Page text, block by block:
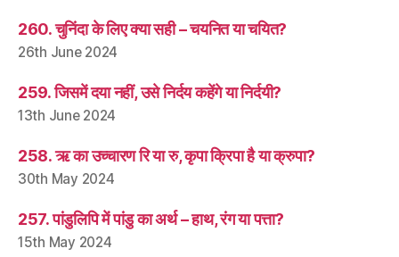
260. चुनिंदा के लिए क्या सही – चयनित या चयित?
26th June 2024
259. जिसमें दया नहीं, उसे निर्दय कहेंगे या निर्दयी?
13th June 2024
258. ऋ का उच्चारण रि या रु, कृपा क्रिपा है या क्रुपा?
30th May 2024
257. पांडुलिपि में पांडु का अर्थ – हाथ, रंग या पत्ता?
15th May 2024